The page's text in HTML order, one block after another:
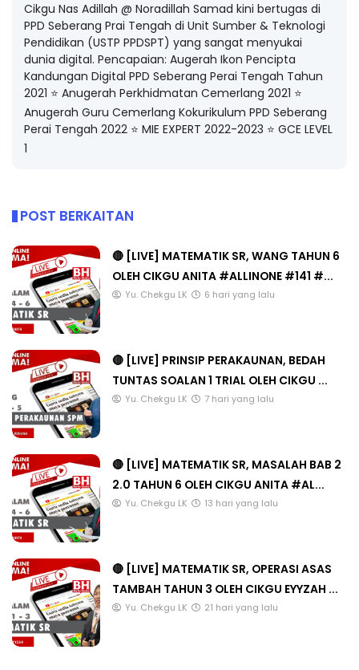
Cikgu Nas Adillah @ Noradillah Samad kini bertugas di
PPD Seberang Prai Tengah di Unit Sumber & Teknologi
Pendidikan (USTP PPDSPT) yang sangat menyukai
dunia digital. Pencapaian: Augerah Ikon Pencipta
Kandungan Digital PPD Seberang Perai Tengah Tahun
2021 ⭐️ Anugerah Perkhidmatan Cemerlang 2021 ⭐️
Anugerah Guru Cemerlang Kokurikulum PPD Seberang
Perai Tengah 2022 ⭐️ MIE EXPERT 2022-2023 ⭐️ GCE LEVEL
1
POST BERKAITAN
🔴 [LIVE] MATEMATIK SR, WANG TAHUN 6
OLEH CIKGU ANITA #ALLINONE #141 #...
Yu. Chekgu LK 6 hari yang lalu
🔴 [LIVE] PRINSIP PERAKAUNAN, BEDAH
TUNTAS SOALAN 1 TRIAL OLEH CIKGU ...
Yu. Chekgu LK 7 hari yang lalu
🔴 [LIVE] MATEMATIK SR, MASALAH BAB 2
2.0 TAHUN 6 OLEH CIKGU ANITA #AL...
Yu. Chekgu LK 13 hari yang lalu
🔴 [LIVE] MATEMATIK SR, OPERASI ASAS
TAMBAH TAHUN 3 OLEH CIKGU EYYZAH ...
Yu. Chekgu LK 21 hari yang lalu